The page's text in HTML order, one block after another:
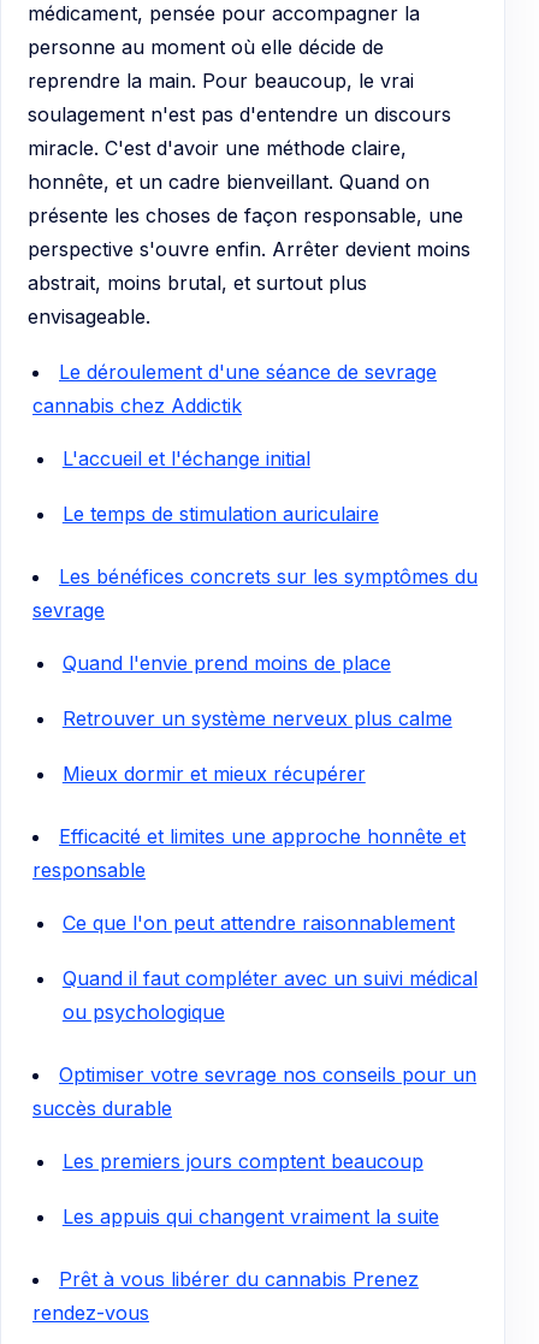
médicament, pensée pour accompagner la
personne au moment où elle décide de
reprendre la main. Pour beaucoup, le vrai
soulagement n'est pas d'entendre un discours
miracle. C'est d'avoir une méthode claire,
honnête, et un cadre bienveillant. Quand on
présente les choses de façon responsable, une
perspective s'ouvre enfin. Arrêter devient moins
abstrait, moins brutal, et surtout plus
envisageable.
Le déroulement d'une séance de sevrage
cannabis chez Addictik
L'accueil et l'échange initial
Le temps de stimulation auriculaire
Les bénéfices concrets sur les symptômes du
sevrage
Quand l'envie prend moins de place
Retrouver un système nerveux plus calme
Mieux dormir et mieux récupérer
Efficacité et limites une approche honnête et
responsable
Ce que l'on peut attendre raisonnablement
Quand il faut compléter avec un suivi médical
ou psychologique
Optimiser votre sevrage nos conseils pour un
succès durable
Les premiers jours comptent beaucoup
Les appuis qui changent vraiment la suite
Prêt à vous libérer du cannabis Prenez
rendez-vous